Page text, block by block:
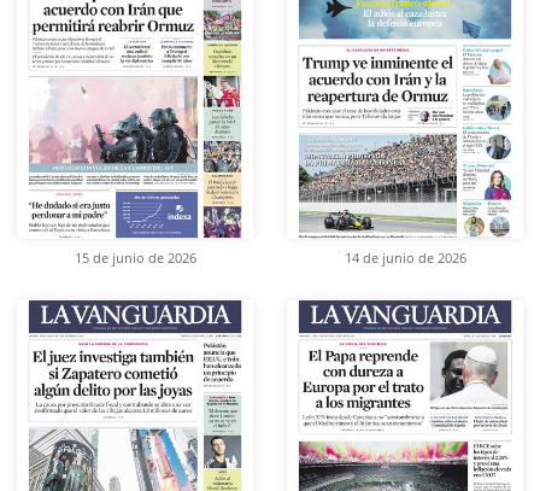
15 de junio de 2026 14 de junio de 2026